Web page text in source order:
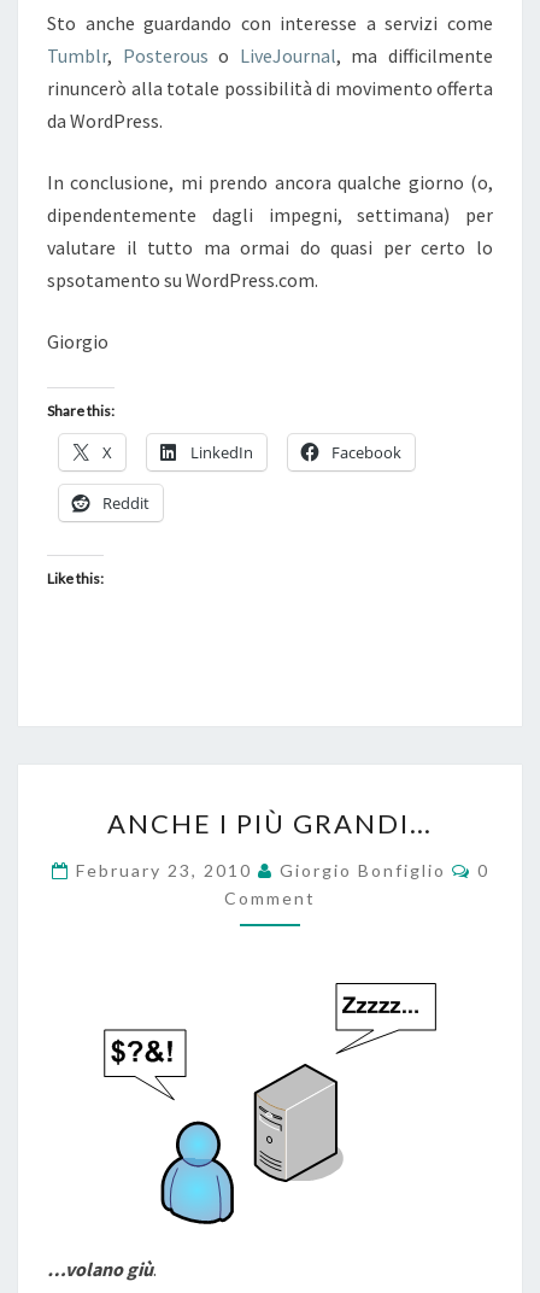
Sto anche guardando con interesse a servizi come
Tumblr, Posterous o LiveJournal, ma difficilmente
rinuncerò alla totale possibilità di movimento offerta
da WordPress.
In conclusione, mi prendo ancora qualche giorno (o,
dipendentemente dagli impegni, settimana) per
valutare il tutto ma ormai do quasi per certo lo
spsotamento su WordPress.com.
Giorgio
Share this:
X LinkedIn Facebook
Reddit
Like this:
I
PIÙ
GRANDI…
ANCHE I PIÙ GRANDI…
February 23, 2010 Giorgio Bonfiglio
0
Comment
…volano giù.